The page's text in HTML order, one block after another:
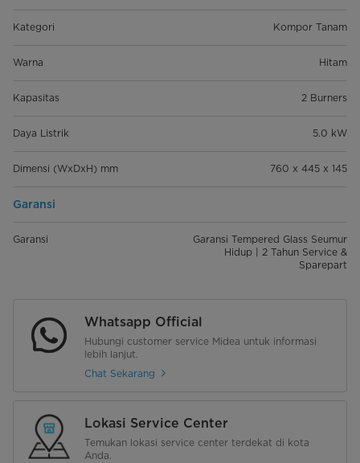
Kategori Kompor Tanam
Warna Hitam
Kapasitas 2 Burners
Daya Listrik 5.0 kW
Dimensi (WxDxH) mm 760 x 445 x 145
Garansi
Garansi
Garansi Tempered Glass Seumur
Hidup | 2 Tahun Service &
Sparepart
Whatsapp Official
Hubungi customer service Midea untuk informasi
lebih lanjut.
Chat Sekarang
Lokasi Service Center
Temukan lokasi service center terdekat di kota
Anda.